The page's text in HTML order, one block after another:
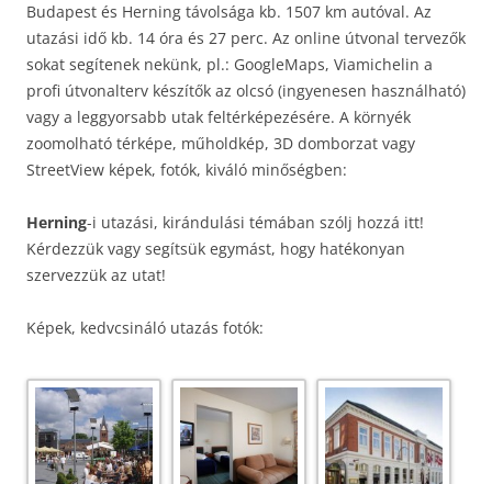
Budapest és Herning távolsága kb. 1507 km autóval. Az
utazási idő kb. 14 óra és 27 perc. Az online útvonal tervezők
sokat segítenek nekünk, pl.: GoogleMaps, Viamichelin a
profi útvonalterv készítők az olcsó (ingyenesen használható)
vagy a leggyorsabb utak feltérképezésére. A környék
zoomolható térképe, műholdkép, 3D domborzat vagy
StreetView képek, fotók, kiváló minőségben:
Herning-i utazási, kirándulási témában szólj hozzá itt!
Kérdezzük vagy segítsük egymást, hogy hatékonyan
szervezzük az utat!
Képek, kedvcsináló utazás fotók: